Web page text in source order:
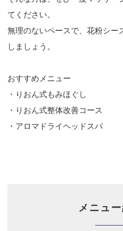
てください。
無理のないペースで、花粉シー
しましょう。
おすすめメニュー
・りおん式もみほぐし
・りおん式整体改善コース
・アロマドライヘッドスパ
メニュ